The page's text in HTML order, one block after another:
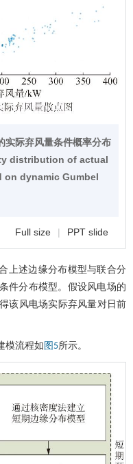
际弃风量条件概率分布
distribution of actual
dynamic Gumbel
Full size | PPT slide
上述边缘分布模型与联合分
件分布模型。假设风电场的
该风电场实际弃风量对日前
模流程如 图5所示。